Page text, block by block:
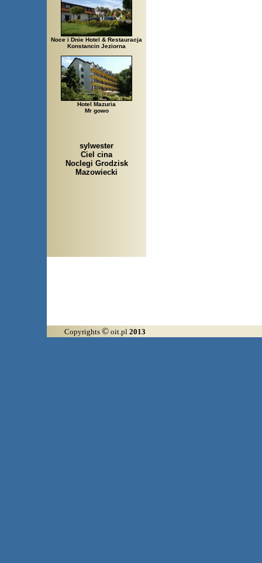
Noce i Dnie Hotel & Restauracja
Konstancin Jeziorna
Hotel Mazuria
Mr gowo
sylwester
Ciel cina
Noclegi Grodzisk
Mazowiecki
Copyrights © oit.pl 2013